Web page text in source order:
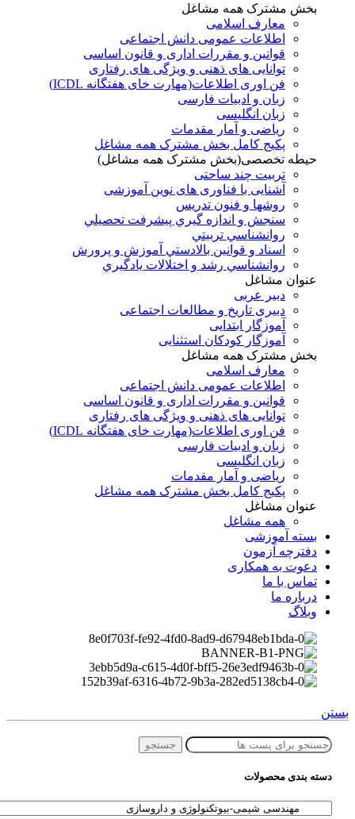
بخش مشترک همه مشاغل
معارف اسلامی
اطلاعات عمومی دانش اجتماعی
قوانین و مقررات اداری و قانون اساسی
توانایی های ذهنی و ویژگی های رفتاری
فن اوری اطلاعات(مهارت خای هفتگانه ICDL)
زبان و ادبیات فارسی
زبان انگلیسی
ریاضی و آمار مقدمات
پکیج کامل بخش مشترک همه مشاغل
حیطه تخصصی(بخش مشترک همه مشاغل)
تربیت چند ساحتی
آشنایی با فناوری های نوین آموزشی
روشها و فنون تدريس
سنجش و اندازه گيري پيشرفت تحصيلي
روانشناسي تربيتي
اسناد و قوانين بالادستي آموزش و پرورش
روانشناسي رشد و اختلالات يادگيري
عنوان مشاغل
دبير عربی
دبیری تاریخ و مطالعات اجتماعی
آموزگار ابتدایی
آموزگار کودکان استثنایی
بخش مشترک همه مشاغل
معارف اسلامی
اطلاعات عمومی دانش اجتماعی
قوانین و مقررات اداری و قانون اساسی
توانایی های ذهنی و ویژگی های رفتاری
فن اوری اطلاعات(مهارت خای هفتگانه ICDL)
زبان و ادبیات فارسی
زبان انگلیسی
ریاضی و آمار مقدمات
پکیج کامل بخش مشترک همه مشاغل
عنوان مشاغل
همه مشاغل
بسته آموزشی
دفترچه آزمون
دعوت به همکاری
تماس با ما
درباره ما
وبلاگ
بستن
جستجو
دسته بندی محصولات